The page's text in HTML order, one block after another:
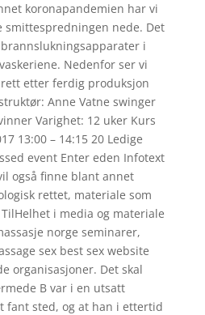
koronapandemien har vi
nede. Det
i
Nedenfor ser vi
etter ferdig produksjon
Anne Vatne swinger
Varighet: 12 uker Kurs
13:00 – 14:15 20 Ledige
event Enter eden Infotext
også finne blant annet
rettet, materiale som
i media og materiale
norge seminarer,
sex best sex website
organisasjoner. Det skal
B var i en utsatt
fant sted, og at han i ettertid